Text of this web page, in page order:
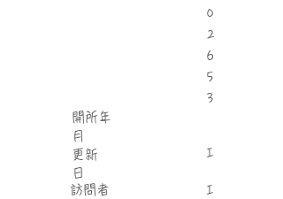
​開所年
月
更新
日
​訪問者
0
2
6
5
3
I
I